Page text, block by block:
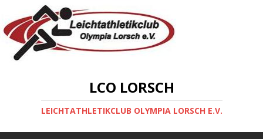
LCO LORSCH
LEICHTATHLETIKCLUB OLYMPIA LORSCH E.V.